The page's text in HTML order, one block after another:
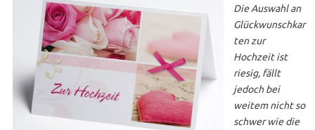
Die Auswahl an
Glückwunschkar
ten zur
Hochzeit ist
riesig, fällt
jedoch bei
weitem nicht so
schwer wie die